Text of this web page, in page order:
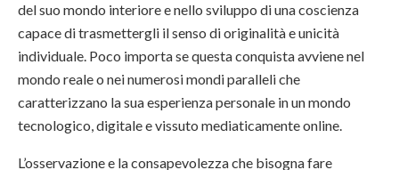
del suo mondo interiore e nello sviluppo di una coscienza
capace di trasmettergli il senso di originalità e unicità
individuale. Poco importa se questa conquista avviene nel
mondo reale o nei numerosi mondi paralleli che
caratterizzano la sua esperienza personale in un mondo
tecnologico, digitale e vissuto mediaticamente online.
L’osservazione e la consapevolezza che bisogna fare